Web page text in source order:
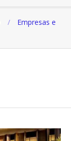
Empresas e